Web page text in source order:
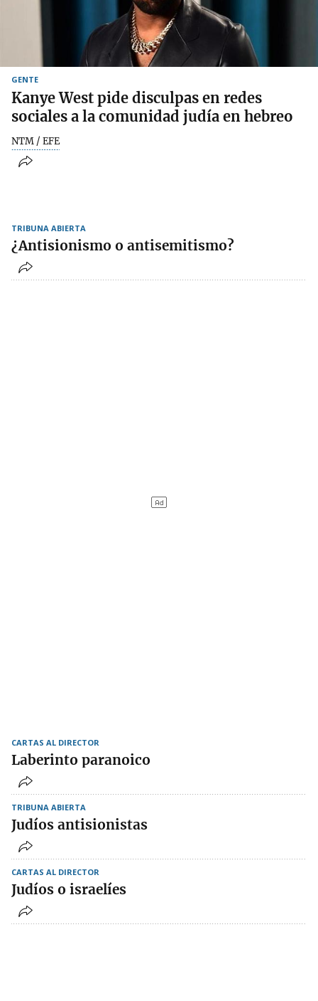
GENTE
Kanye West pide disculpas en redes
sociales a la comunidad judía en hebreo
NTM / EFE
TRIBUNA ABIERTA
¿Antisionismo o antisemitismo?
CARTAS AL DIRECTOR
Laberinto paranoico
TRIBUNA ABIERTA
Judíos antisionistas
CARTAS AL DIRECTOR
Judíos o israelíes